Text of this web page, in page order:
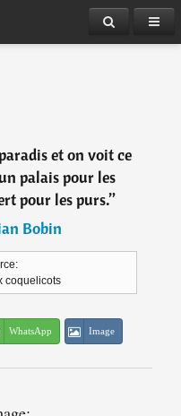
et on voit ce
palais pour les
pour les purs.”
Bobin
coquelicots
WhatsApp Image